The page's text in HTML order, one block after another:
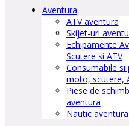
Aventura
ATV aventura
Skijet-uri
Echipamente
Scutere si ATV
Consumabile si
moto, scutere,
Piese de
aventura
Nautic aventura